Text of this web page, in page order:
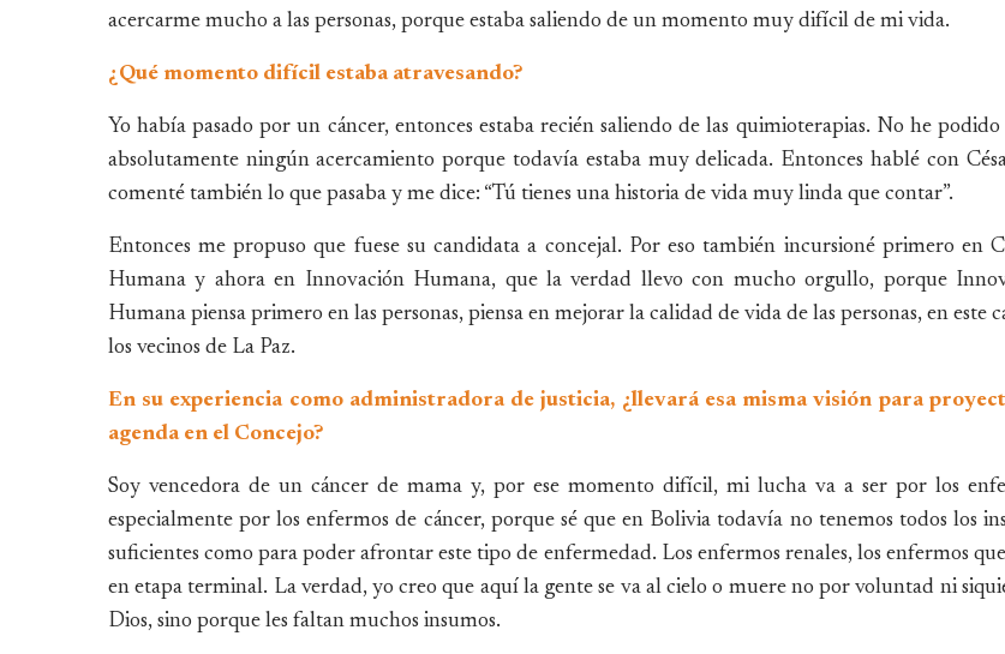
acercarme mucho a las personas, porque estaba saliendo de un momento muy difícil de mi vida.
¿Qué momento difícil estaba atravesando?
Yo había pasado por un cáncer, entonces estaba recién saliendo de las quimioterapias. No he podido
absolutamente ningún acercamiento porque todavía estaba muy delicada. Entonces hablé con
comenté también lo que pasaba y me dice: “Tú tienes una historia de vida muy linda que contar”.
Entonces me propuso que fuese su candidata a concejal. Por eso también incursioné primero en
Humana y ahora en Innovación Humana, que la verdad llevo con mucho orgullo, porque
Humana piensa primero en las personas, piensa en mejorar la calidad de vida de las personas, en este
los vecinos de La Paz.
En su experiencia como administradora de justicia, ¿llevará esa misma visión para
agenda en el Concejo?
Soy vencedora de un cáncer de mama y, por ese momento difícil, mi lucha va a ser por los
especialmente por los enfermos de cáncer, porque sé que en Bolivia todavía no tenemos todos los
suficientes como para poder afrontar este tipo de enfermedad. Los enfermos renales, los enfermos
en etapa terminal. La verdad, yo creo que aquí la gente se va al cielo o muere no por voluntad ni
Dios, sino porque les faltan muchos insumos.